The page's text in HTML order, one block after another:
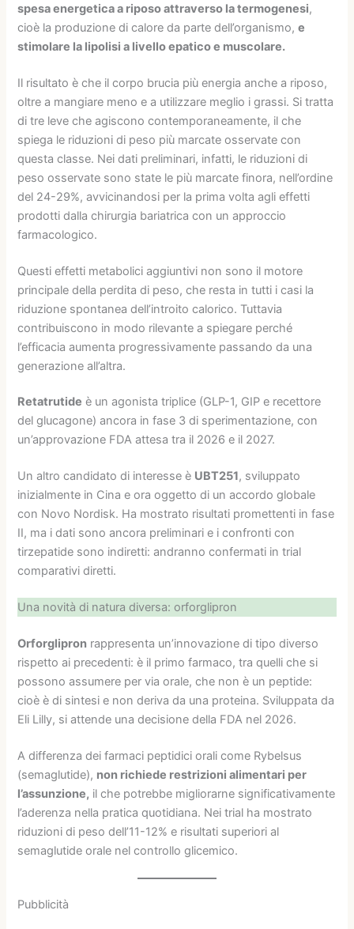
spesa energetica a riposo attraverso la termogenesi,
cioè la produzione di calore da parte dell’organismo,e
stimolare la lipolisi a livello epatico e muscolare.
Il risultato è che il corpo brucia più energia anche a riposo,
oltre a mangiare meno e a utilizzare meglio i grassi. Si tratta
di tre leve che agiscono contemporaneamente, il che
spiega le riduzioni di peso più marcate osservate con
questa classe. Nei dati preliminari, infatti, le riduzioni di
peso osservate sono state le più marcate finora, nell’ordine
del 24-29%, avvicinandosi per la prima volta agli effetti
prodotti dalla chirurgia bariatrica con un approccio
farmacologico.
Questi effetti metabolici aggiuntivi non sono il motore
principale della perdita di peso, che resta in tutti i casi la
riduzione spontanea dell’introito calorico. Tuttavia
contribuiscono in modo rilevante a spiegare perché
l’efficacia aumenta progressivamente passando da una
generazione all’altra.
Retatrutide è un agonista triplice (GLP-1, GIP e recettore
del glucagone) ancora in fase 3 di sperimentazione, con
un’approvazione FDA attesa tra il 2026 e il 2027.
Un altro candidato di interesse è UBT251, sviluppato
inizialmente in Cina e ora oggetto di un accordo globale
con Novo Nordisk. Ha mostrato risultati promettenti in fase
II, ma i dati sono ancora preliminari e i confronti con
tirzepatide sono indiretti: andranno confermati in trial
comparativi diretti.
Una novità di natura diversa: orforglipron
Orforglipron rappresenta un’innovazione di tipo diverso
rispetto ai precedenti: è il primo farmaco, tra quelli che si
possono assumere per via orale, che non è un peptide:
cioè è di sintesi e non deriva da una proteina. Sviluppata da
Eli Lilly, si attende una decisione della FDA nel 2026.
A differenza dei farmaci peptidici orali come Rybelsus
(semaglutide), non richiede restrizioni alimentari per
l’assunzione, il che potrebbe migliorarne significativamente
l’aderenza nella pratica quotidiana. Nei trial ha mostrato
riduzioni di peso dell’11-12% e risultati superiori al
semaglutide orale nel controllo glicemico.
Pubblicità